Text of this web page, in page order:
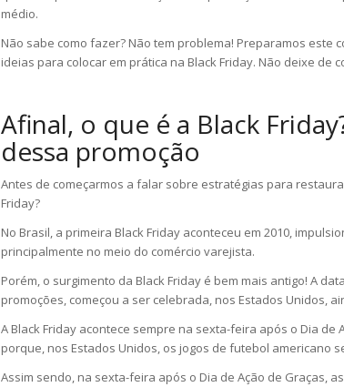
médio.
Não sabe como fazer? Não tem problema! Preparamos este
ideias para colocar em prática na Black Friday. Não deixe de
Afinal, o que é a Black
dessa promoção
Antes de começarmos a falar sobre estratégias para
Friday?
No Brasil, a primeira Black Friday aconteceu em 2010,
principalmente no meio do comércio varejista.
Porém, o surgimento da Black Friday é bem mais antigo! A
promoções, começou a ser celebrada, nos Estados Unidos,
A Black Friday acontece sempre na sexta-feira após o Dia
porque, nos Estados Unidos, os jogos de futebol americano
Assim sendo, na sexta-feira após o Dia de Ação de Graças,